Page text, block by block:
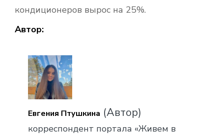
кондиционеров вырос на 25%.
Автор:
Евгения Птушкина (Автор)
корреспондент портала «Живем в